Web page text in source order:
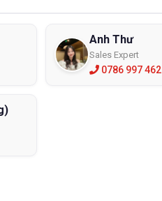
Anh Thư
Sales Expert
0786 997 462